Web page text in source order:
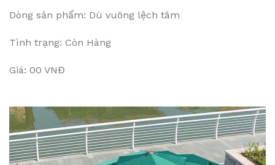
Dòng sản phẩm: Dù vuông lệch tâm
Tình trạng: Còn Hàng
Giá: 00 VNĐ